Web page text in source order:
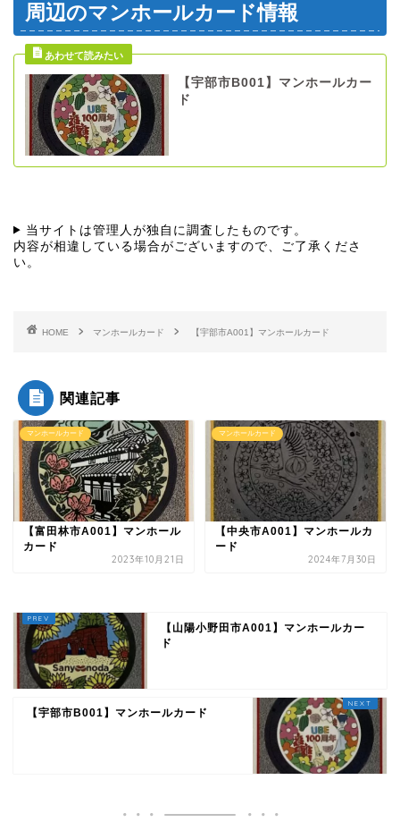
周辺のマンホールカード情報
【宇部市B001】マンホールカー
ド
当サイトは管理人が独自に調査したものです。
内容が相違している場合がございますので、ご了承くださ
い。
HOME マンホールカード 【宇部市A001】マンホールカード
関連記事
マンホールカード
【富田林市A001】マンホール
カード
2023年10月21日
マンホールカード
【中央市A001】マンホールカ
ード
2024年7月30日
【山陽小野田市A001】マンホールカー
ド
【宇部市B001】マンホールカード